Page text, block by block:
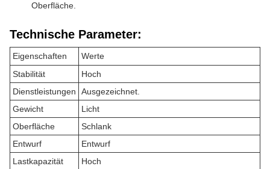
Oberfläche.
Technische Parameter:
Eigenschaften
Werte
Stabilität
Hoch
Dienstleistungen
Ausgezeichnet.
Gewicht
Licht
Oberfläche
Schlank
Entwurf
Entwurf
Lastkapazität
Hoch